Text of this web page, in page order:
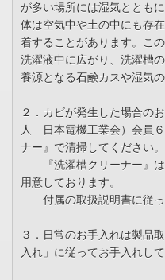
が多い場所には湿気ととも
体は空気中や土の中にも存
着することがあります。こ
洗濯液中に広がり、洗濯槽
養源となる石鹸カスや湿気
２．カビが発生した場合の
人 日本電機工業会）会員
ナー』で清掃してください。
『洗濯槽クリーナー』は
用意しております。
付属の取扱説明書に従っ
３．日常のお手入れは製品
入れ」に従ってお手入れして